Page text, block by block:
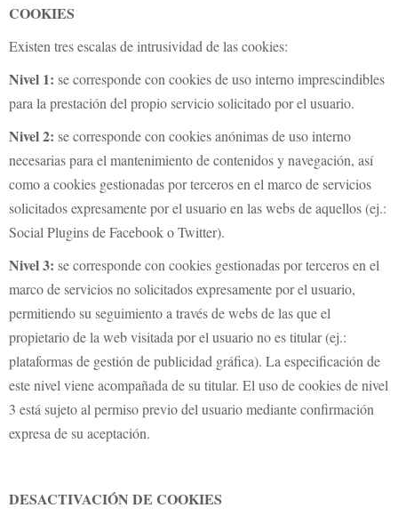
COOKIES
Existen tres escalas de intrusividad de las cookies:
Nivel 1: se corresponde con cookies de uso interno imprescindibles
para la prestación del propio servicio solicitado por el usuario.
Nivel 2: se corresponde con cookies anónimas de uso interno
necesarias para el mantenimiento de contenidos y navegación, así
como a cookies gestionadas por terceros en el marco de servicios
solicitados expresamente por el usuario en las webs de aquellos (ej.:
Social Plugins de Facebook o Twitter).
Nivel 3: se corresponde con cookies gestionadas por terceros en el
marco de servicios no solicitados expresamente por el usuario,
permitiendo su seguimiento a través de webs de las que el
propietario de la web visitada por el usuario no es titular (ej.:
plataformas de gestión de publicidad gráfica). La especificación de
este nivel viene acompañada de su titular. El uso de cookies de nivel
3 está sujeto al permiso previo del usuario mediante confirmación
expresa de su aceptación.
DESACTIVACIÓN DE COOKIES